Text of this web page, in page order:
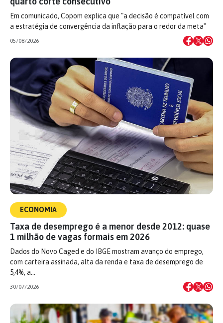
Em comunicado, Copom explica que "a decisão é compatível com
a estratégia de convergência da inflação para o redor da meta"
05/08/2026
ECONOMIA
Taxa de desemprego é a menor desde 2012: quase
1 milhão de vagas formais em 2026
Dados do Novo Caged e do IBGE mostram avanço do emprego,
com carteira assinada, alta da renda e taxa de desemprego de
5,4%, a…
30/07/2026